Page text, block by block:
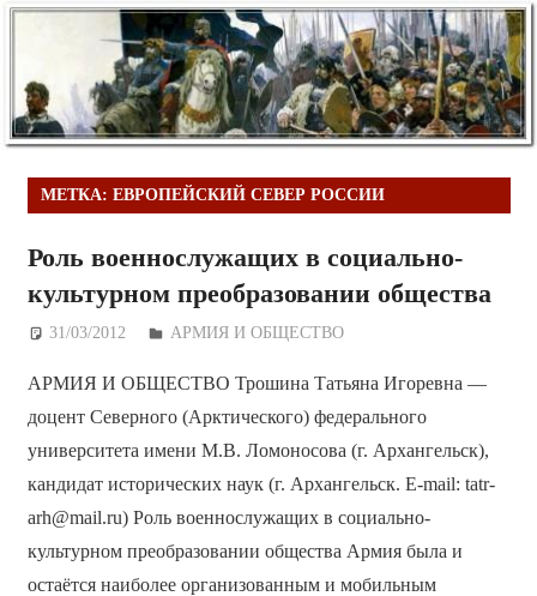
МЕТКА: ЕВРОПЕЙСКИЙ СЕВЕР РОССИИ
Роль военнослужащих в социально-
культурном преобразовании общества
31/03/2012 Дежурный по Редакции
АРМИЯ И ОБЩЕСТВО
АРМИЯ И ОБЩЕСТВО Трошина Татьяна Игоревна —
доцент Северного (Арктического) федерального
университета имени М.В. Ломоносова (г. Архангельск),
кандидат исторических наук (г. Архангельск. E-mail: tatr-
arh@mail.ru) Роль военнослужащих в социально-
культурном преобразовании общества Армия была и
остаётся наиболее организованным и мобильным